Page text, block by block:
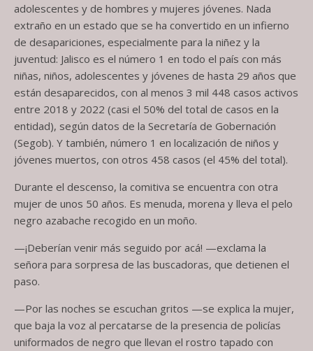
adolescentes y de hombres y mujeres jóvenes. Nada
extraño en un estado que se ha convertido en un infierno
de desapariciones, especialmente para la niñez y la
juventud: Jalisco es el número 1 en todo el país con más
niñas, niños, adolescentes y jóvenes de hasta 29 años que
están desaparecidos, con al menos 3 mil 448 casos activos
entre 2018 y 2022 (casi el 50% del total de casos en la
entidad), según datos de la Secretaría de Gobernación
(Segob). Y también, número 1 en localización de niños y
jóvenes muertos, con otros 458 casos (el 45% del total).
Durante el descenso, la comitiva se encuentra con otra
mujer de unos 50 años. Es menuda, morena y lleva el pelo
negro azabache recogido en un moño.
—¡Deberían venir más seguido por acá! —exclama la
señora para sorpresa de las buscadoras, que detienen el
paso.
—Por las noches se escuchan gritos —se explica la mujer,
que baja la voz al percatarse de la presencia de policías
uniformados de negro que llevan el rostro tapado con